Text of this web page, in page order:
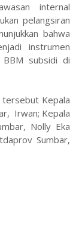
internal
pelangsiran
bahwa
instrumen
BBM subsidi di
tersebut Kepala
Irwan; Kepala
Nolly Eka
Sumbar,